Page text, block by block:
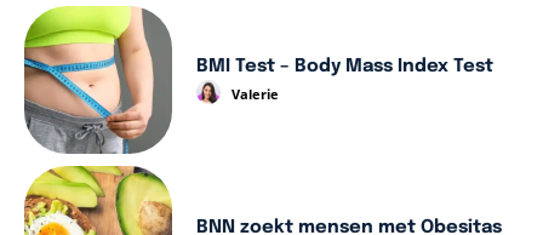
BMI Test – Body Mass Index Test
Valerie
BNN zoekt mensen met Obesitas